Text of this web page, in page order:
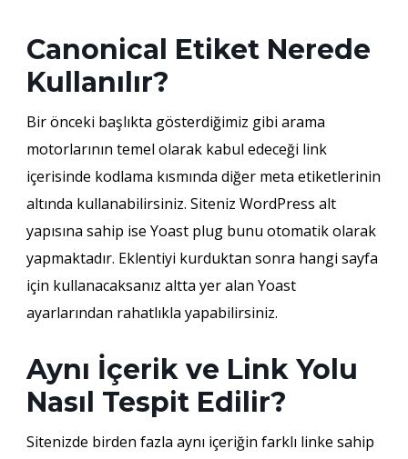
Canonical Etiket Nerede
Kullanılır?
Bir önceki başlıkta gösterdiğimiz gibi arama
motorlarının temel olarak kabul edeceği link
içerisinde kodlama kısmında diğer meta etiketlerinin
altında kullanabilirsiniz. Siteniz WordPress alt
yapısına sahip ise Yoast plug bunu otomatik olarak
yapmaktadır. Eklentiyi kurduktan sonra hangi sayfa
için kullanacaksanız altta yer alan Yoast
ayarlarından rahatlıkla yapabilirsiniz.
Aynı İçerik ve Link Yolu
Nasıl Tespit Edilir?
Sitenizde birden fazla aynı içeriğin farklı linke sahip